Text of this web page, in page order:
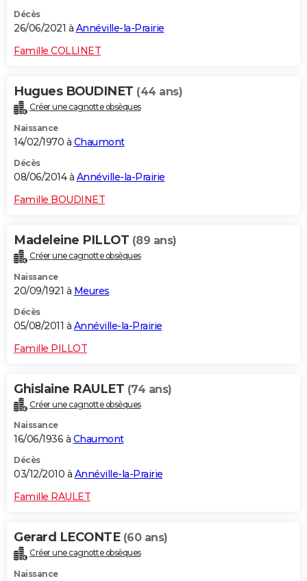
S'inscrire
Se connecter
Lycées
Collèges
Primaires
Universités
Entreprises
Service militaire
Avis de recherche
AVIS DE DÉCÈS
Décès
26/06/2021 à Annéville-la-Prairie
Famille COLLINET
Hugues BOUDINET (44 ans)
Créer une cagnotte obsèques
Naissance
14/02/1970 à Chaumont
Décès
08/06/2014 à Annéville-la-Prairie
Famille BOUDINET
Madeleine PILLOT (89 ans)
Créer une cagnotte obsèques
Naissance
20/09/1921 à Meures
Décès
05/08/2011 à Annéville-la-Prairie
Famille PILLOT
Ghislaine RAULET (74 ans)
Créer une cagnotte obsèques
Naissance
16/06/1936 à Chaumont
Décès
03/12/2010 à Annéville-la-Prairie
Famille RAULET
Gerard LECONTE (60 ans)
Créer une cagnotte obsèques
Naissance